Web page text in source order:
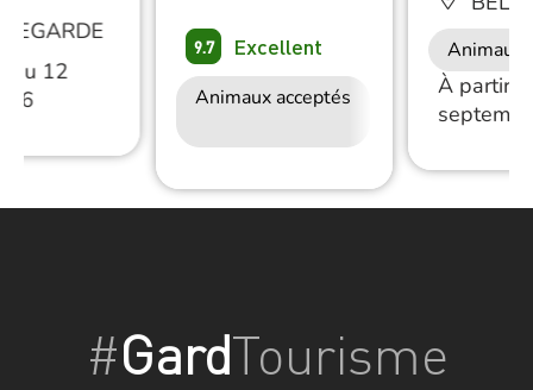
du 12
9.7 Excellent
Animaux acceptés
Accès Internet
Animaux
À partir
#GardTourisme